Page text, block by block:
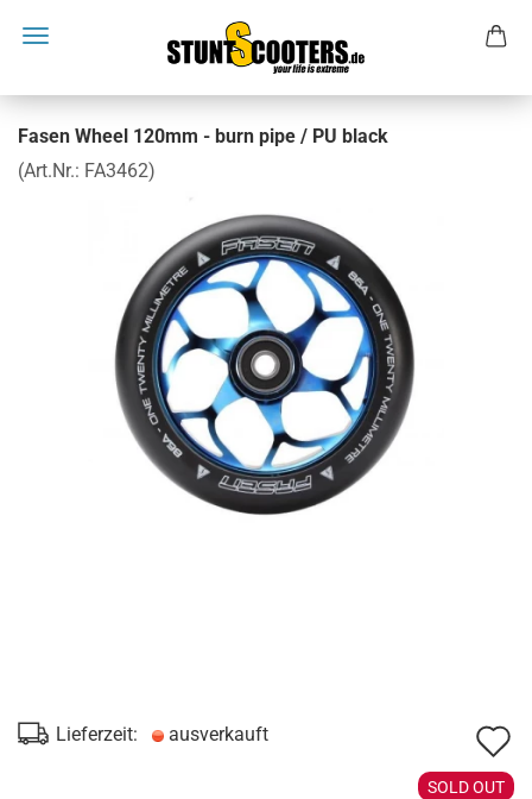
Fasen Wheel 120mm - burn pipe / PU black
(Art.Nr.: FA3462)
Lieferzeit: ausverkauft
SOLD OUT